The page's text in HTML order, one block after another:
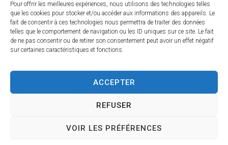
Pour offrir les meilleures expériences, nous utilisons des technologies telles
que les cookies pour stocker et/ou accéder aux informations des appareils. Le
fait de consentir à ces technologies nous permettra de traiter des données
telles que le comportement de navigation ou les ID uniques sur ce site. Le fait
de ne pas consentir ou de retirer son consentement peut avoir un effet négatif
sur certaines caractéristiques et fonctions.
ACCEPTER
REFUSER
VOIR LES PRÉFÉRENCES
02 32 46 63 00
Contact
Horaires d’ouverture
Du lundi au vendredi :
et de 13h30 à 17h